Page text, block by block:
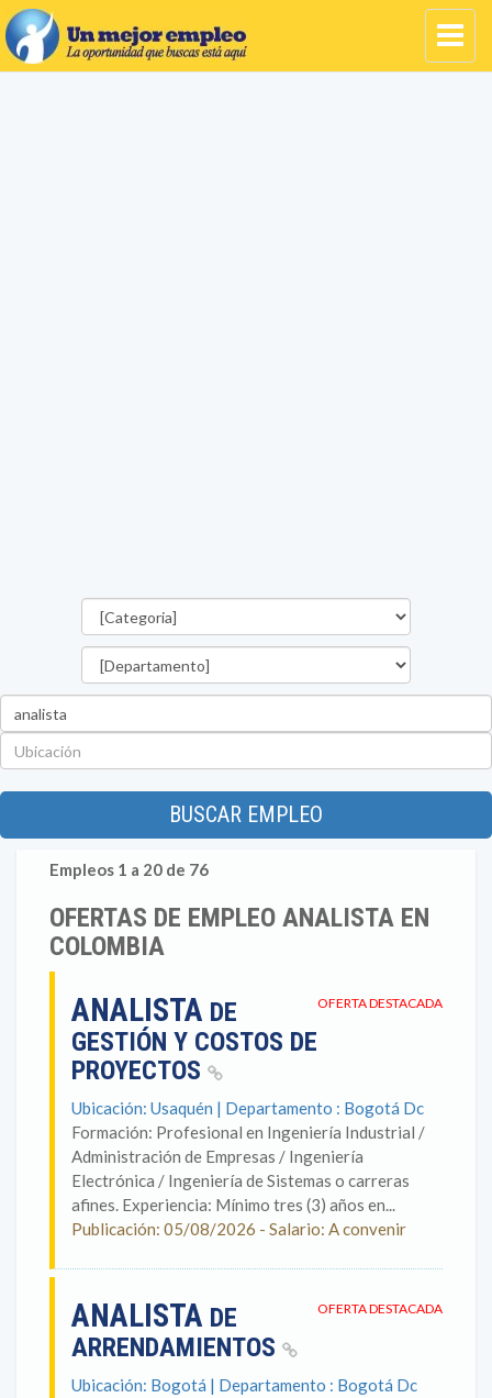
BUSCAR EMPLEO
Empleos 1 a 20 de 76
OFERTAS DE EMPLEO ANALISTA EN
COLOMBIA
OFERTA DESTACADA
ANALISTA DE
GESTIÓN Y COSTOS DE
PROYECTOS
Ubicación: Usaquén | Departamento : Bogotá Dc
Formación: Profesional en Ingeniería Industrial /
Administración de Empresas / Ingeniería
Electrónica / Ingeniería de Sistemas o carreras
afines. Experiencia: Mínimo tres (3) años en...
Publicación: 05/08/2026 - Salario: A convenir
OFERTA DESTACADA
ANALISTA DE
ARRENDAMIENTOS
Ubicación: Bogotá | Departamento : Bogotá Dc